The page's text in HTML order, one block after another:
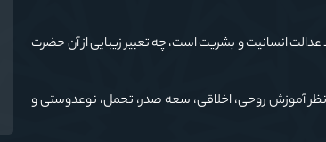
انسانیت و بشریت است، چه تعبیر زیبایی از آن حضرت
نظر آموزش روحی، اخلاقی، سعه صدر، تحمل، نوعدوستی و